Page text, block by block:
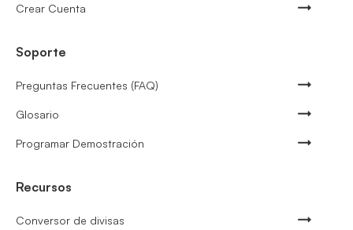
Crear Cuenta
Soporte
Preguntas Frecuentes (FAQ)
Glosario
Programar Demostración
Recursos
Conversor de divisas